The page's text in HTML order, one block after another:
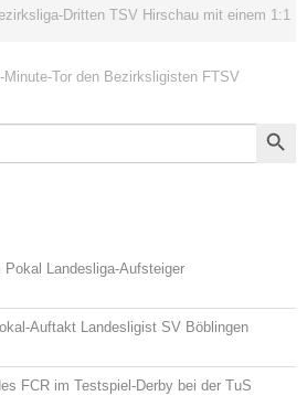
Dritten TSV Hirschau mit einem 1:1
Tor den Bezirksligisten FTSV
Search Button
Landesliga-Aufsteiger
Auftakt Landesligist SV Böblingen
FCR im Testspiel-Derby bei der TuS